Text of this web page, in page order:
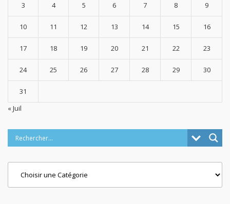
3 4 5 6 7 8 9
10 11 12 13 14 15 16
17 18 19 20 21 22 23
24 25 26 27 28 29 30
31
« Juil